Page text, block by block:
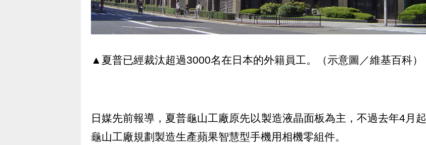
▲夏普已經裁汰超過3000名在日本的外籍員工。（示意圖／維基百科）
日媒先前報導，夏普龜山工廠原先以製造液晶面板為主，不過去年4月起
龜山工廠規劃製造生產蘋果智慧型手機用相機零組件。